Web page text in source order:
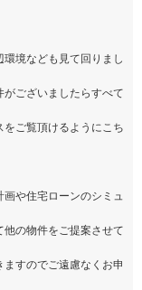
境なども見て回りまし
ございましたらすべて
ご覧頂けるようにこち
や住宅ローンのシミュ
の物件をご提案させて
すのでご遠慮なくお申